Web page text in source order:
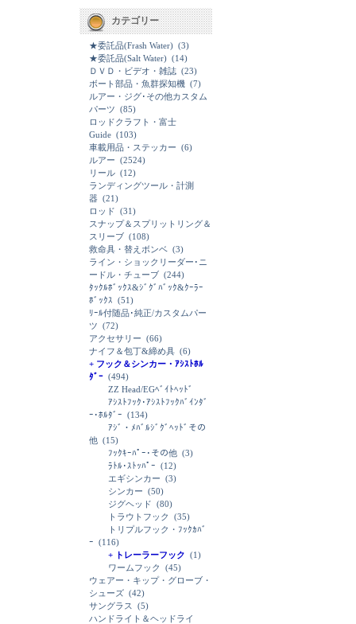
カテゴリー
★委託品(Frash Water) (3)
★委託品(Salt Water) (14)
ＤＶＤ・ビデオ・雑誌 (23)
ボート部品・魚群探知機 (7)
ルアー・ジグ･その他カスタム
パーツ (85)
ロッドクラフト・富士
Guide (103)
車載用品・ステッカー (6)
ルアー (2524)
リール (12)
ランディングツール・計測
器 (21)
ロッド (31)
スナップ＆スプリットリング＆
スリーブ (108)
救命具・替えボンベ (3)
ライン・ショックリーダー･ニ
ードル・チューブ (244)
ﾀｯｸﾙﾎﾞｯｸｽ&ｼﾞｸﾞﾊﾞｯｸ&ｸｰﾗｰ
ﾎﾞｯｸｽ (51)
ﾘｰﾙ付随品･純正/カスタムパー
ツ (72)
アクセサリー (66)
ナイフ＆包丁&締め具 (6)
+ フック＆シンカー・ｱｼｽﾄﾎﾙ
ﾀﾞｰ (494)
ZZ Head/EGﾍﾞｲﾄﾍｯﾄﾞ
ｱｼｽﾄﾌｯｸ･ｱｼｽﾄﾌｯｸﾊﾞｲﾝﾀﾞ
ｰ･ﾎﾙﾀﾞｰ (134)
ｱｼﾞ・ﾒﾊﾞﾙｼﾞｸﾞﾍｯﾄﾞその
他 (15)
ﾌｯｸｷｰﾊﾟｰ･その他 (3)
ﾗﾄﾙ･ｽﾄｯﾊﾟｰ (12)
エギシンカー (3)
シンカー (50)
ジグヘッド (80)
トラウトフック
(35)
トリプルフック・ﾌｯｸｶﾊﾞ
ｰ (116)
+ トレーラーフック (1)
ワームフック
(45)
ウェアー・キップ・グローブ・
シューズ (42)
サングラス
(5)
ハンドライト＆ヘッドライ